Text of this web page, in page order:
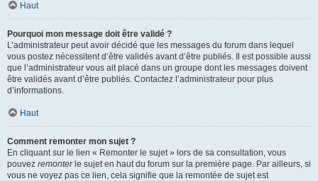
Haut
Pourquoi mon message doit être validé ?
L’administrateur peut avoir décidé que les messages du forum dans lequel
vous postez nécessitent d’être validés avant d’être publiés. Il est possible aussi
que l’administrateur vous ait placé dans un groupe dont les messages doivent
être validés avant d’être publiés. Contactez l’administrateur pour plus
d’informations.
Haut
Comment remonter mon sujet ?
En cliquant sur le lien « Remonter le sujet » lors de sa consultation, vous
pouvez remonterle sujet en haut du forum sur la première page. Par ailleurs, si
vous ne voyez pas ce lien, cela signifie que la remontée de sujet est